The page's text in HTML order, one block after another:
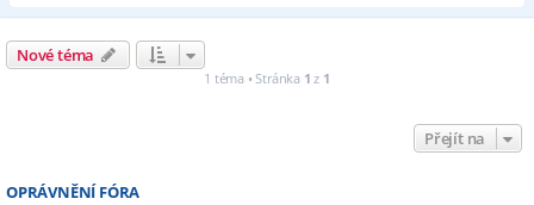
Nové téma
1 téma • Stránka 1 z 1
Přejít na
OPRÁVNĚNÍ FÓRA